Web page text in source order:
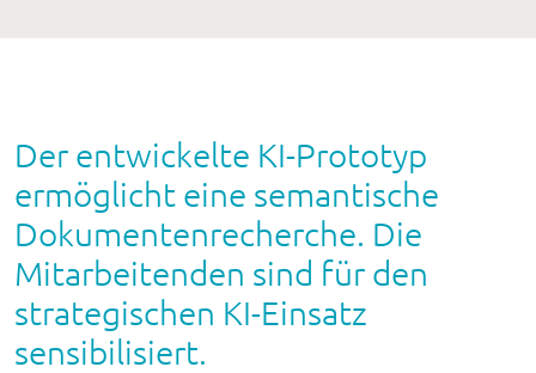
Der entwickelte KI-Prototyp
ermöglicht eine semantische
Dokumentenrecherche. Die
Mitarbeitenden sind für den
strategischen KI-Einsatz
sensibilisiert.